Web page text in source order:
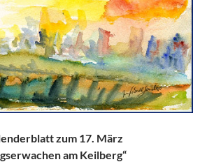
zum 17. März
am Keilberg“